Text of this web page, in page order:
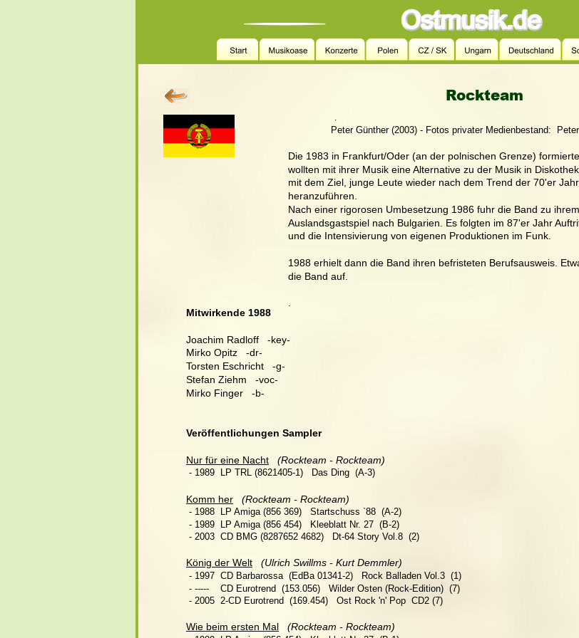
Rockteam
Peter Günther (2003) - Fotos privater Medienbestand:
.
Die 1983 in Frankfurt/Oder (an der polnischen Grenze)
wollten mit ihrer Musik eine Alternative zu der Musik in
mit dem Ziel, junge Leute wieder nach dem Trend der 70'er
heranzuführen.
Nach einer rigorosen Umbesetzung 1986 fuhr die Band zu
Auslandsgastspiel nach Bulgarien. Es folgten im 87'er Jahr
und die Intensivierung von eigenen Produktionen im Funk.
1988 erhielt dann die Band ihren befristeten Berufsausweis.
die Band auf.
.
Mitwirkende 1988
Joachim Radloff   -key-
Mirko Opitz   -dr-
Torsten Eschricht   -g-
Stefan Ziehm   -voc-
Mirko Finger   -b-
Veröffentlichungen Sampler
Nur für eine Nacht (Rockteam - Rockteam)
- 1989  LP TRL (8621405-1)   Das Ding  (A-3)
Komm her (Rockteam - Rockteam)
- 1988  LP Amiga (856 369)   Startschuss `88  (A-2)
- 1989  LP Amiga (856 454)   Kleeblatt Nr. 27  (B-2)
- 2003  CD BMG (8287652 4682)   Dt-64 Story Vol.8  (2)
König der Welt (Ulrich Swillms - Kurt Demmler)
- 1997  CD Barbarossa  (EdBa 01341-2)   Rock Balladen Vol.3  (1)
- -----    CD Eurotrend  (153.056)   Wilder Osten (Rock-Edition)  (7)
- 2005  2-CD Eurotrend  (169.454)   Ost Rock 'n' Pop  CD2 (7)
Wie beim ersten Mal (Rockteam - Rockteam)